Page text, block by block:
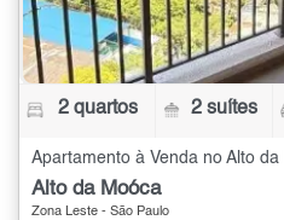
2 quartos 2 suítes
Apartamento à Venda no Alto
Alto da Moóca
Zona Leste - São Paulo